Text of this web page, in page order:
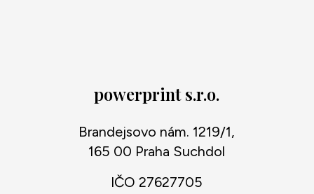
powerprint s.r.o.
Brandejsovo nám. 1219/1,
165 00 Praha Suchdol
IČO 27627705